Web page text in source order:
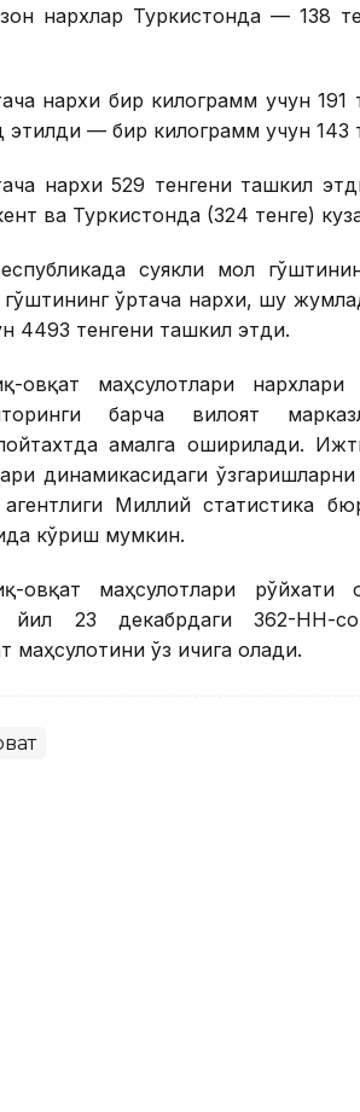
нархлар Туркистонда — 138
нархи бир килограмм учун 191
— бир килограмм учун 143
нархи 529 тенгени ташкил
ва Туркистонда (324 тенге)
суякли мол
ўртача нархи, шу
4493 тенгени ташкил этди.
овқат маҳсулотлари
барча вилоят
амалга оширилади.
динамикасидаги ўзгаришларни
Миллий статистика
кўриш мумкин.
овқат маҳсулотлари рўйхати
йил 23 декабрдаги 362-НН-
маҳсулотини ўз ичига олади.